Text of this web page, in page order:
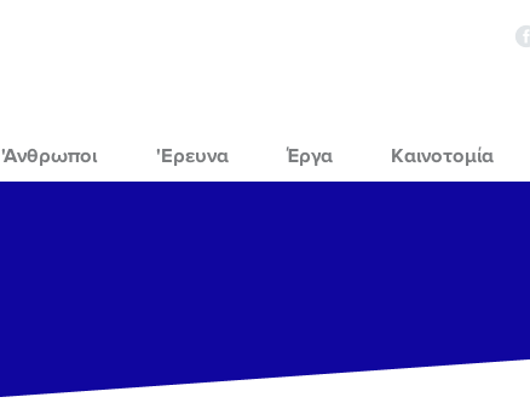
'Ανθρωποι 'Ερευνα Έργα Καινοτομία